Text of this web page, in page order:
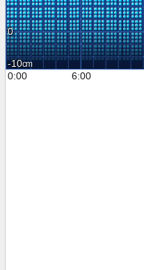
0
-10
0:00
6:00